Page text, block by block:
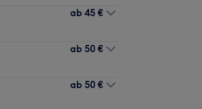
ab 45 €
ab 50 €
ab 50 €